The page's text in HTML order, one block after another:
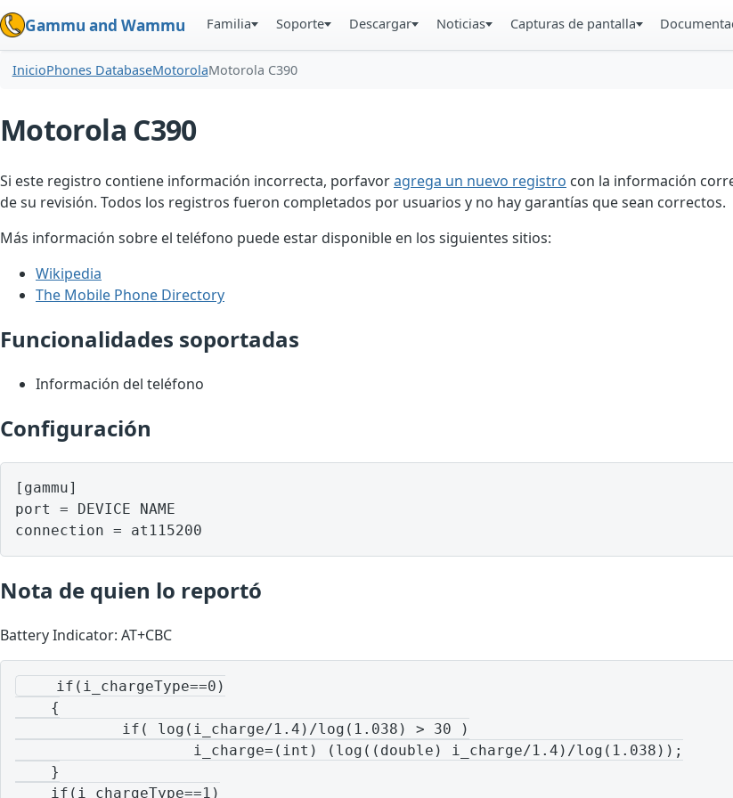
Gammu and Wammu Familia Soporte Descargar Noticias Capturas de pantalla
InicioPhones DatabaseMotorolaMotorola C390
Motorola C390
Si este registro contiene información incorrecta, porfavoragrega un nuevo registro con la información
de su revisión. Todos los registros fueron completados por usuarios y no hay garantías que sean correctos.
Más información sobre el teléfono puede estar disponible en los siguientes sitios:
Wikipedia
The Mobile Phone Directory
Funcionalidades soportadas
Información del teléfono
Configuración
[gammu]
port = DEVICE NAME
Nota de quien lo reportó
Battery Indicator: AT+CBC
    if(i_chargeType==0)
    {
            if( log(i_charge/1.4)/log(1.038) > 30 )
                    i_charge=(int) (log((double) i_charge/1.4)/log(1.038));
    }
    if(i_chargeType==1)